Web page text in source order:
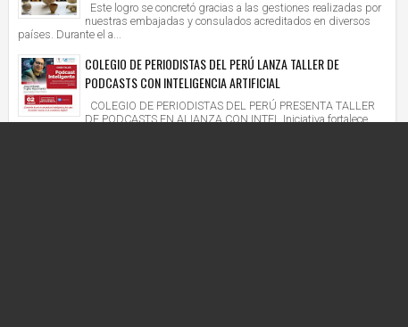
Este logro se concretó gracias a las gestiones realizadas por
nuestras embajadas y consulados acreditados en diversos
países. Durante el a...
COLEGIO DE PERIODISTAS DEL PERÚ LANZA TALLER DE
PODCASTS CON INTELIGENCIA ARTIFICIAL
COLEGIO DE PERIODISTAS DEL PERÚ PRESENTA TALLER
DE PODCASTS EN ALIANZA CON INTEL Iniciativa fortalece